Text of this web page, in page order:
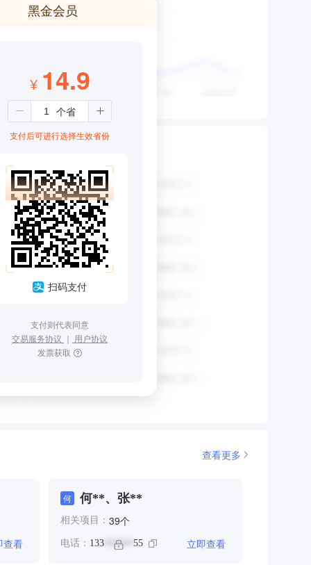
黑金会员
¥ 14.9
支付后可进行选择生效省份
扫码支付
支付则代表同意
交易服务协议 ｜ 用户协议
发票获取
查看更多
查看
何 何**、张**
相关项目： 39个
电话： 133****** 55 立即查看